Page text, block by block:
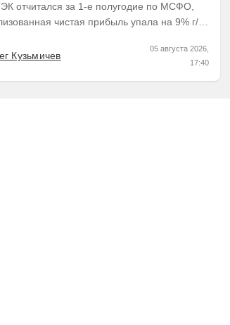
отчитался за 1-е полугодие по МСФО,
чистая прибыль упала на 9% г/г
Кузьмичев
05 августа 2026,
17:40